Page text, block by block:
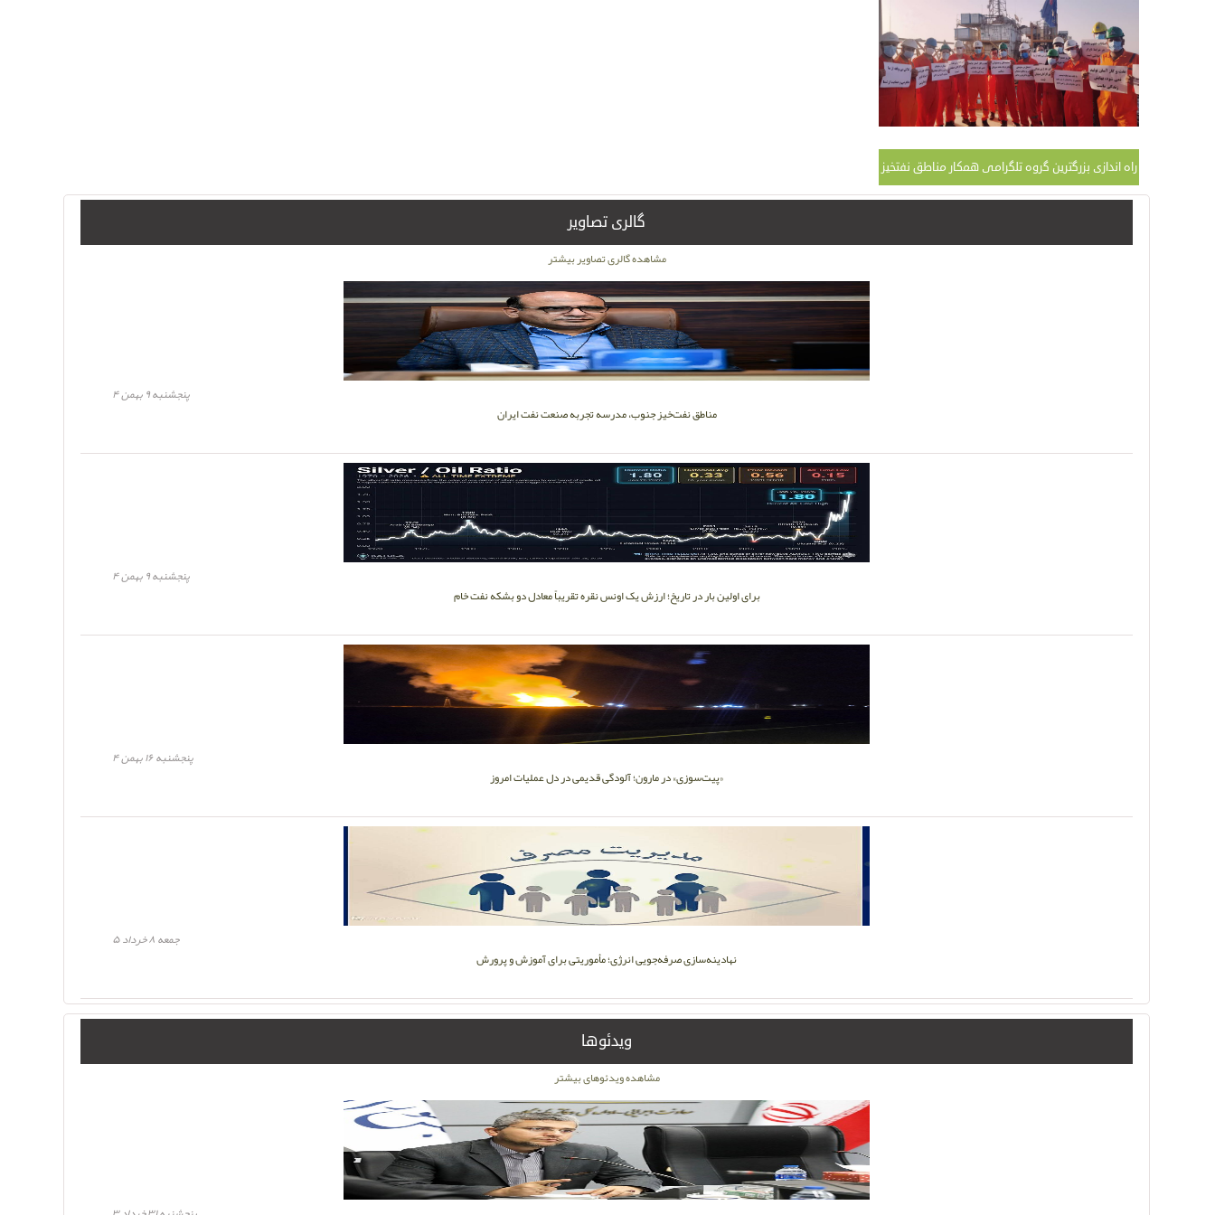
راه اندازی بزرگترین گروه تلگرامی همکار مناطق نفتخیز
گالری تصاویر
نهادینه‌سازی صرفه‌جویی انرژی؛ مأموریتی برای آموزش و پرورش
جمعه ۸ خرداد ۵
«پیت‌سوزی» در مارون؛ آلودگی قدیمی در دل عملیات امروز
پنجشنبه ۱۶ بهمن ۴
برای اولین بار در تاریخ؛ ارزش یک اونس نقره تقریباً معادل دو بشکه نفت خام
پنجشنبه ۹ بهمن ۴
مناطق نفت‌خیز جنوب، مدرسه تجربه صنعت نفت ایران
پنجشنبه ۹ بهمن ۴
مشاهده گالری تصاویر بیشتر
ویدئوها
مشاهده ویدئوهای بیشتر